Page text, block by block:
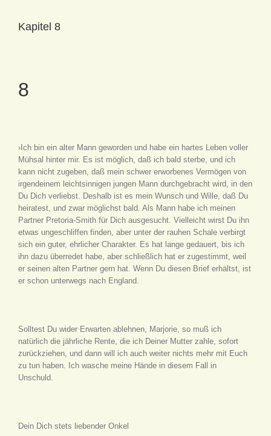
Kapitel 8
8
›Ich bin ein alter Mann geworden und habe ein hartes Leben voller
Mühsal hinter mir. Es ist möglich, daß ich bald sterbe, und ich
kann nicht zugeben, daß mein schwer erworbenes Vermögen von
irgendeinem leichtsinnigen jungen Mann durchgebracht wird, in den
Du Dich verliebst. Deshalb ist es mein Wunsch und Wille, daß Du
heiratest, und zwar möglichst bald. Als Mann habe ich meinen
Partner Pretoria-Smith für Dich ausgesucht. Vielleicht wirst Du ihn
etwas ungeschliffen finden, aber unter der rauhen Schale verbirgt
sich ein guter, ehrlicher Charakter. Es hat lange gedauert, bis ich
ihn dazu überredet habe, aber schließlich hat er zugestimmt, weil
er seinen alten Partner gern hat. Wenn Du diesen Brief erhältst, ist
er schon unterwegs nach England.
Solltest Du wider Erwarten ablehnen, Marjorie, so muß ich
natürlich die jährliche Rente, die ich Deiner Mutter zahle, sofort
zurückziehen, und dann will ich auch weiter nichts mehr mit Euch
zu tun haben. Ich wasche meine Hände in diesem Fall in
Unschuld.
Dein Dich stets liebender Onkel